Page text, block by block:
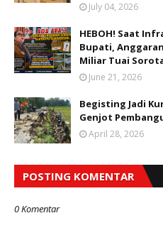
July 04, 2026
HEBOH! Saat
Bupati, Anggaran
Miliar Tuai
June 21, 2026
Begisting Jadi
Genjot
April 28, 2026
POSTING KOMENTAR
0 Komentar